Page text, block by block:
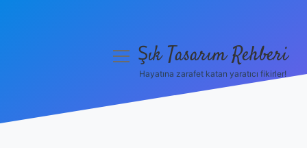
menüyüŞık Tasarım Rehberi
Hayatına zarafet katan yaratıcı fikirler!